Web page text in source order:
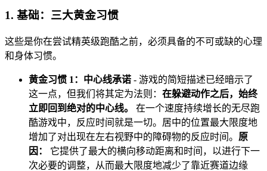
1. 基础：三大黄金习惯
这些是你在尝试精英级跑酷之前，必须具备的不可或缺的心理
和身体习惯。
黄金习惯 1：中心线承诺 - 游戏的简短描述已经暗示了
这一点，但我们将其定为法则： 在躲避动作之后，始终
立即回到绝对的中心线。
在一个速度持续增长的无尽跑
酷游戏中，反应时间就是一切。居中的位置最大限度地
增加了对出现在左右视野中的障碍物的反应时间。 原
因：
它提供了最大的横向移动距离和时间，以进行下一
次必要的调整，从而最大限度地减少了靠近赛道边缘